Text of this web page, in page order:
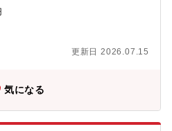
在庫、会計等）の運用・保守管理■
対応、障害一次対応のマネジメン
管理、進捗・品質管理■システム改
リティ対策の立案・実行■ネットワ
二次対応）■チームメンバーのマネ
当社の魅力】■事業拡大期のため
す。■成果に応じた納得感のある公
すさとやりがい、その両立を実現で
更新日 2026.07.15
気になる